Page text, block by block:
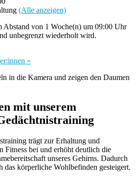
(Alle anzeigen)
Abstand von 1 Woche(n) um 09:00 Uhr
unbegrenzt wiederholt wird.
»
mit unserem
trägt zur Erhaltung und
Fitness bei und erhöht deutlich die
unseres Gehirns. Dadurch
das körperliche Wohlbefinden gesteigert.